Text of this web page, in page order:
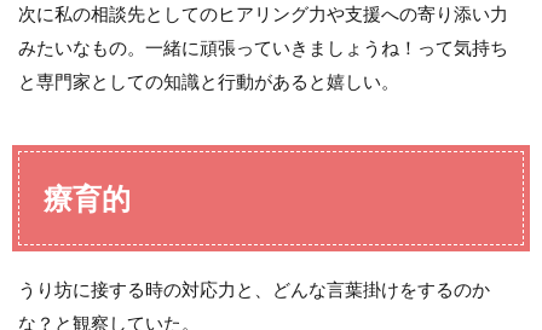
次に私の相談先としてのヒアリング力や支援への寄り添い力
みたいなもの。一緒に頑張っていきましょうね！って気持ち
と専門家としての知識と行動があると嬉しい。
療育的
うり坊に接する時の対応力と、どんな言葉掛けをするのか
な？と観察していた。